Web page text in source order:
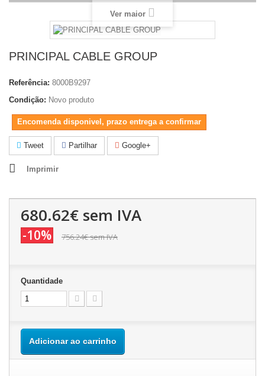
Ver maior
PRINCIPAL CABLE GROUP
Referência: 8000B9297
Condição: Novo produto
Encomenda disponivel, prazo entrega a confirmar
Tweet Partilhar Google+
Imprimir
680.62€ sem IVA
-10% 756.24€sem IVA
Quantidade
Adicionar ao carrinho